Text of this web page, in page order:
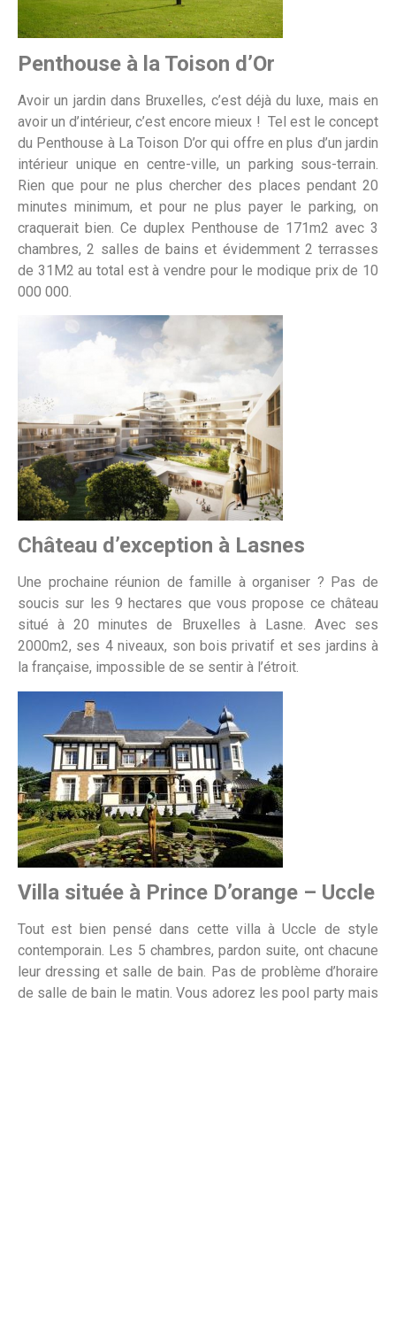
Penthouse à la Toison d’Or
Avoir un jardin dans Bruxelles, c’est déjà du luxe, mais en
avoir un d’intérieur, c’est encore mieux ! Tel est le concept
du Penthouse à La Toison D’or qui offre en plus d’un jardin
intérieur unique en centre-ville, un parking sous-terrain.
Rien que pour ne plus chercher des places pendant 20
minutes minimum, et pour ne plus payer le parking, on
craquerait bien. Ce duplex Penthouse de 171m2 avec 3
chambres, 2 salles de bains et évidemment 2 terrasses
de 31M2 au total est à vendre pour le modique prix de 10
000 000.
Château d’exception à Lasnes
Une prochaine réunion de famille à organiser ? Pas de
soucis sur les 9 hectares que vous propose ce château
situé à 20 minutes de Bruxelles à Lasne. Avec ses
2000m2, ses 4 niveaux, son bois privatif et ses jardins à
la française, impossible de se sentir à l’étroit.
Villa située à Prince D’orange – Uccle
Tout est bien pensé dans cette villa à Uccle de style
contemporain. Les 5 chambres, pardon suite, ont chacune
leur dressing et salle de bain. Pas de problème d’horaire
de salle de bain le matin. Vous adorez les pool party mais